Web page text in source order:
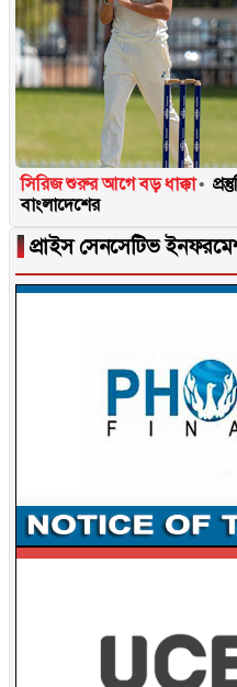
সিরিজ শুরুর আগে বড় ধাক্কা
বাংলাদেশের
▐ প্রাইস সেনসেটিভ